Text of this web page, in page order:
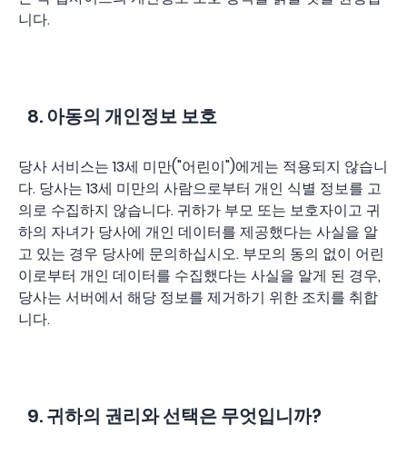
니다.
8. 아동의 개인정보 보호
당사 서비스는 13세 미만("어린이")에게는 적용되지 않습니
다. 당사는 13세 미만의 사람으로부터 개인 식별 정보를 고
의로 수집하지 않습니다. 귀하가 부모 또는 보호자이고 귀
하의 자녀가 당사에 개인 데이터를 제공했다는 사실을 알
고 있는 경우 당사에 문의하십시오. 부모의 동의 없이 어린
이로부터 개인 데이터를 수집했다는 사실을 알게 된 경우,
당사는 서버에서 해당 정보를 제거하기 위한 조치를 취합
니다.
9. 귀하의 권리와 선택은 무엇입니까?